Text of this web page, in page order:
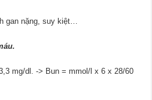
gan nặng, suy kiệt…
mg/dl. -> Bun = mmol/l x 6 x 28/60